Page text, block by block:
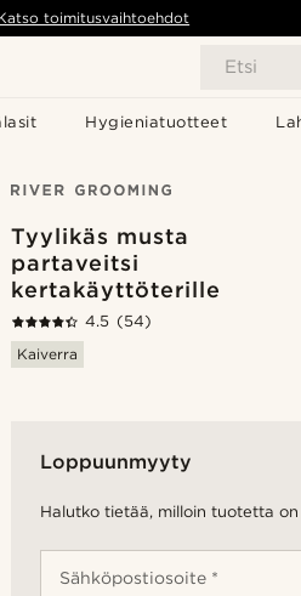
Etsi
Hygieniatuotteet
toimitusvaihtoehdot
Tyylikäs musta
partaveitsi
kertakäyttöterille
4.5 (54)
Kaiverra
Loppuunmyyty
Halutko tietää, milloin tuotetta
Sähköpostiosoite *